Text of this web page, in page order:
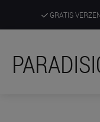
GRATIS
ONTDEK,